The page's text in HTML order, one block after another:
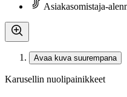
Asiakasomistaja-
Avaa kuva suurempana
Karusellin nuolipainikkeet